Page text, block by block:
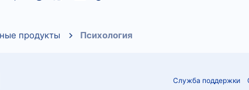
продукты Психология
Служба поддержки